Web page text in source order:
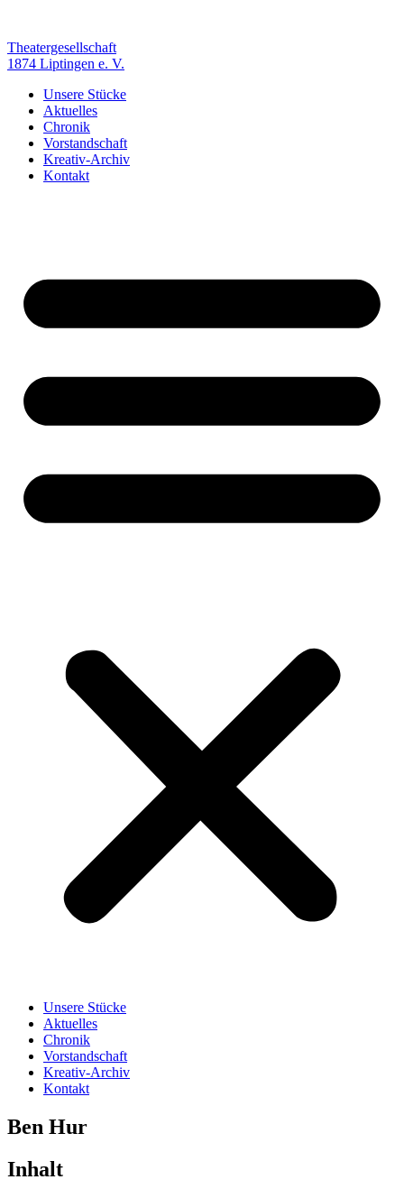
springen
Theatergesellschaft
1874 Liptingen e. V.
Unsere Stücke
Aktuelles
Chronik
Vorstandschaft
Kreativ-Archiv
Kontakt
Unsere Stücke
Aktuelles
Chronik
Vorstandschaft
Kreativ-Archiv
Kontakt
Ben Hur
Inhalt